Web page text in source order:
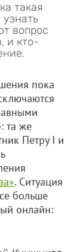
такая
вопрос
и кто-
пока
та же
Петру I и
. Ситуация
больше
онлайн: